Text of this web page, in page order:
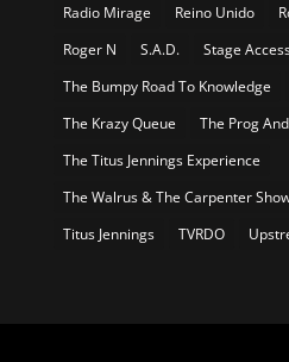
Radio Mirage
Reino Unido
Roger N
S.A.D.
Stage
The Bumpy Road To Knowledge
The Krazy Queue
The Prog
The Titus Jennings Experience
The Walrus & The Carpenter
Titus Jennings
TVRDO